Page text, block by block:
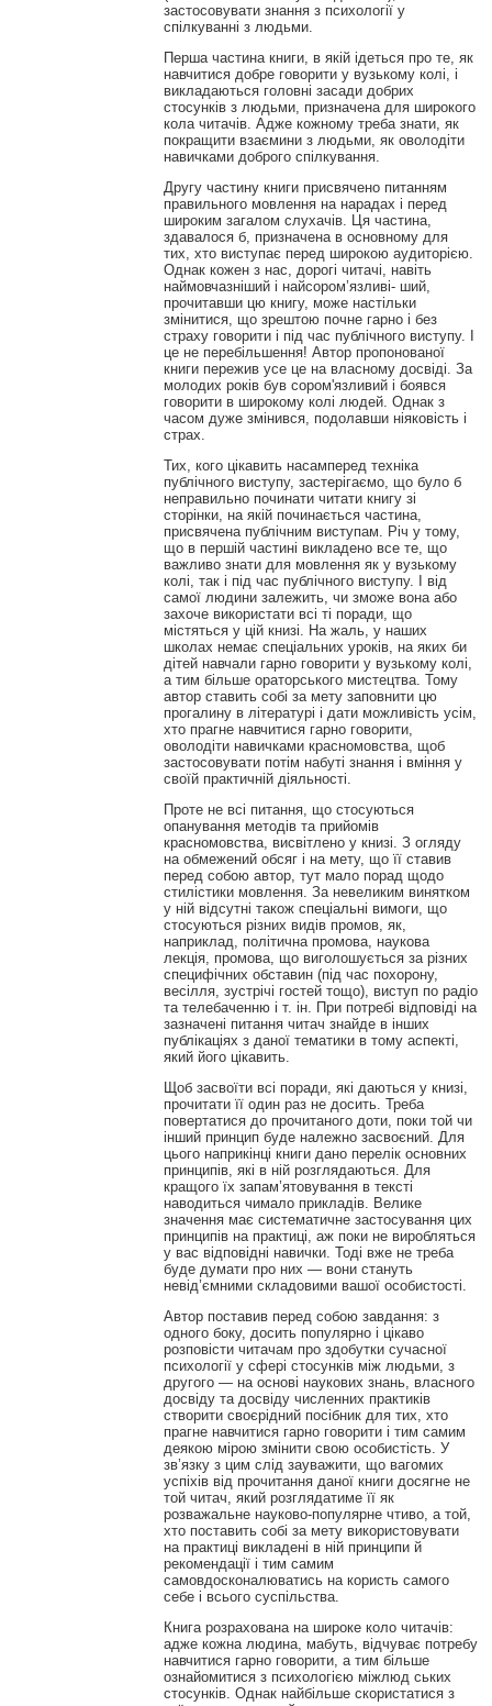
застосовувати знання з психології у
спілкуванні з людьми.
Перша частина книги, в якій ідеться про те, як
навчитися добре говорити у вузькому колі, і
викладаються головні засади добрих
стосунків з людьми, призначена для широкого
кола читачів. Адже кожному треба знати, як
покращити взаємини з людьми, як оволодіти
навичками доброго спілкування.
Другу частину книги присвячено питанням
правильного мовлення на нарадах і перед
широким загалом слухачів. Ця частина,
здавалося б, призначена в основному для
тих, хто виступає перед широкою аудиторією.
Однак кожен з нас, дорогі читачі, навіть
наймовчазніший і найсором’язливі- ший,
прочитавши цю книгу, може настільки
змінитися, що зрештою почне гарно і без
страху говорити і під час публічного виступу. І
це не перебільшення! Автор пропонованої
книги пережив усе це на власному досвіді. За
молодих років був сором'язливий і боявся
говорити в широкому колі людей. Однак з
часом дуже змінився, подолавши ніяковість і
страх.
Тих, кого цікавить насамперед техніка
публічного виступу, застерігаємо, що було б
неправильно починати читати книгу зі
сторінки, на якій починається частина,
присвячена публічним виступам. Річ у тому,
що в першій частині викладено все те, що
важливо знати для мовлення як у вузькому
колі, так і під час публічного виступу. І від
самої людини залежить, чи зможе вона або
захоче використати всі ті поради, що
містяться у цій книзі. На жаль, у наших
школах немає спеціальних уроків, на яких би
дітей навчали гарно говорити у вузькому колі,
а тим більше ораторського мистецтва. Тому
автор ставить собі за мету заповнити цю
прогалину в літературі і дати можливість усім,
хто прагне навчитися гарно говорити,
оволодіти навичками красномовства, щоб
застосовувати потім набуті знання і вміння у
своїй практичній діяльності.
Проте не всі питання, що стосуються
опанування методів та прийомів
красномовства, висвітлено у книзі. З огляду
на обмежений обсяг і на мету, що її ставив
перед собою автор, тут мало порад щодо
стилістики мовлення. За невеликим винятком
у ній відсутні також спеціальні вимоги, що
стосуються різних видів промов, як,
наприклад, політична промова, наукова
лекція, промова, що виголошується за різних
специфічних обставин (під час похорону,
весілля, зустрічі гостей тощо), виступ по радіо
та телебаченню і т. ін. При потребі відповіді на
зазначені питання читач знайде в інших
публікаціях з даної тематики в тому аспекті,
який його цікавить.
Щоб засвоїти всі поради, які даються у книзі,
прочитати її один раз не досить. Треба
повертатися до прочитаного доти, поки той чи
інший принцип буде належно засвоєний. Для
цього наприкінці книги дано перелік основних
принципів, які в ній розглядаються. Для
кращого їх запам’ятовування в тексті
наводиться чимало прикладів. Велике
значення має систематичне застосування цих
принципів на практиці, аж поки не виробляться
у вас відповідні навички. Тоді вже не треба
буде думати про них — вони стануть
невід’ємними складовими вашої особистості.
Автор поставив перед собою завдання: з
одного боку, досить популярно і цікаво
розповісти читачам про здобутки сучасної
психології у сфері стосунків між людьми, з
другого — на основі наукових знань, власного
досвіду та досвіду численних практиків
створити своєрідний посібник для тих, хто
прагне навчитися гарно говорити і тим самим
деякою мірою змінити свою особистість. У
зв’язку з цим слід зауважити, що вагомих
успіхів від прочитання даної книги досягне не
той читач, який розглядатиме її як
розважальне науково-популярне чтиво, а той,
хто поставить собі за мету використовувати
на практиці викладені в ній принципи й
рекомендації і тим самим
самовдосконалюватись на користь самого
себе і всього суспільства.
Книга розрахована на широке коло читачів:
адже кожна людина, мабуть, відчуває потребу
навчитися гарно говорити, а тим більше
ознайомитися з психологією міжлюд ських
стосунків. Однак найбільше скористатися з